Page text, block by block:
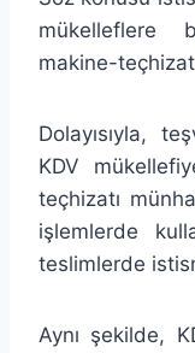
mükelleflere
makine-
Dolayısıyla,
KDV
teçhizatı
işlemlerde
teslimlerde
Aynı şekilde,